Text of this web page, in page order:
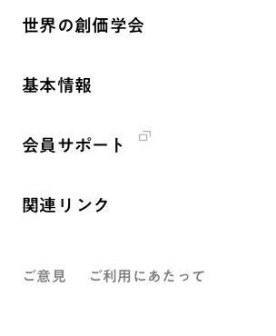
聖典
釈尊～法華経
創価学会の三代会長
第2代会長・戸田城聖先生
座談会
仏法を語る
年間の活動について
彼岸
「人権文化」「ジェンダー平等」を促進
人道支援
展示活動
世界の創価学会
基本情報
創価学会 社会憲章
沿革
会員サポート
関連リンク
墓地公園・納骨堂
ご意見 ご利用にあたって